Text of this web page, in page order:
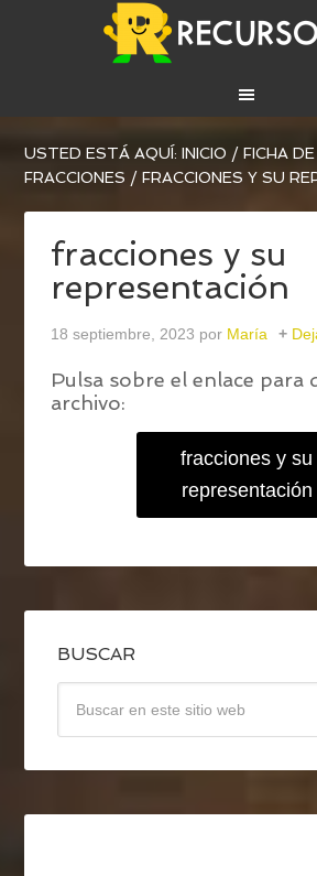
USTED ESTÁ AQUÍ:INICIO / FICHA
FRACCIONES / FRACCIONES Y SU
fracciones y su
representación
18 septiembre, 2023 por María
Pulsa sobre el enlace para
archivo:
fracciones y su
representación
BUSCAR